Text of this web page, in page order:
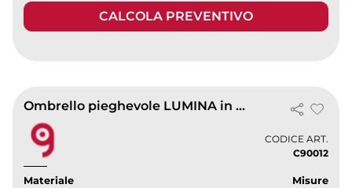
CALCOLA PREVENTIVO
Ombrello pieghevole LUMINA in poliestere, manico legno, Ø106 cm
CODICE ART.
C90012
Materiale
Misure